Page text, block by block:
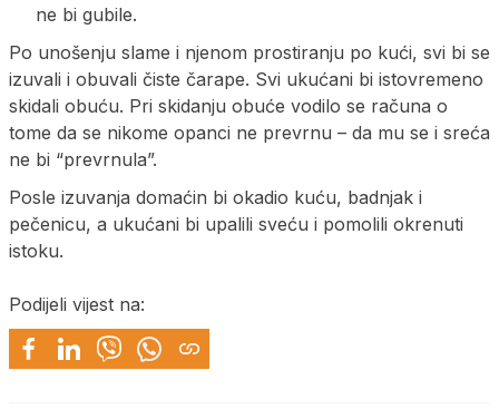
ne bi gubile.
Po unošenju slame i njenom prostiranju po kući, svi bi se
izuvali i obuvali čiste čarape. Svi ukućani bi istovremeno
skidali obuću. Pri skidanju obuće vodilo se računa o
tome da se nikome opanci ne prevrnu – da mu se i sreća
ne bi “prevrnula”.
Posle izuvanja domaćin bi okadio kuću, badnjak i
pečenicu, a ukućani bi upalili sveću i pomolili okrenuti
istoku.
Podijeli vijest na: